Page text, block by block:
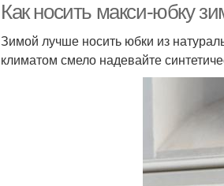
Как носить макси-юбку
Зимой лучше носить юбки из
климатом смело надевайте